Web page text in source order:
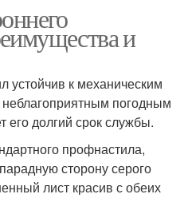
и
устойчив к механическим
погодным
его долгий срок службы.
профнастила,
сторону серого
лист красив с обеих